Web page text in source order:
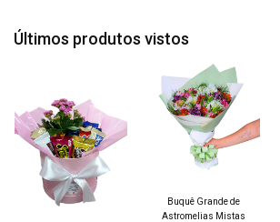
Últimos produtos vistos
Buquê Grande de
Astromelias Mistas